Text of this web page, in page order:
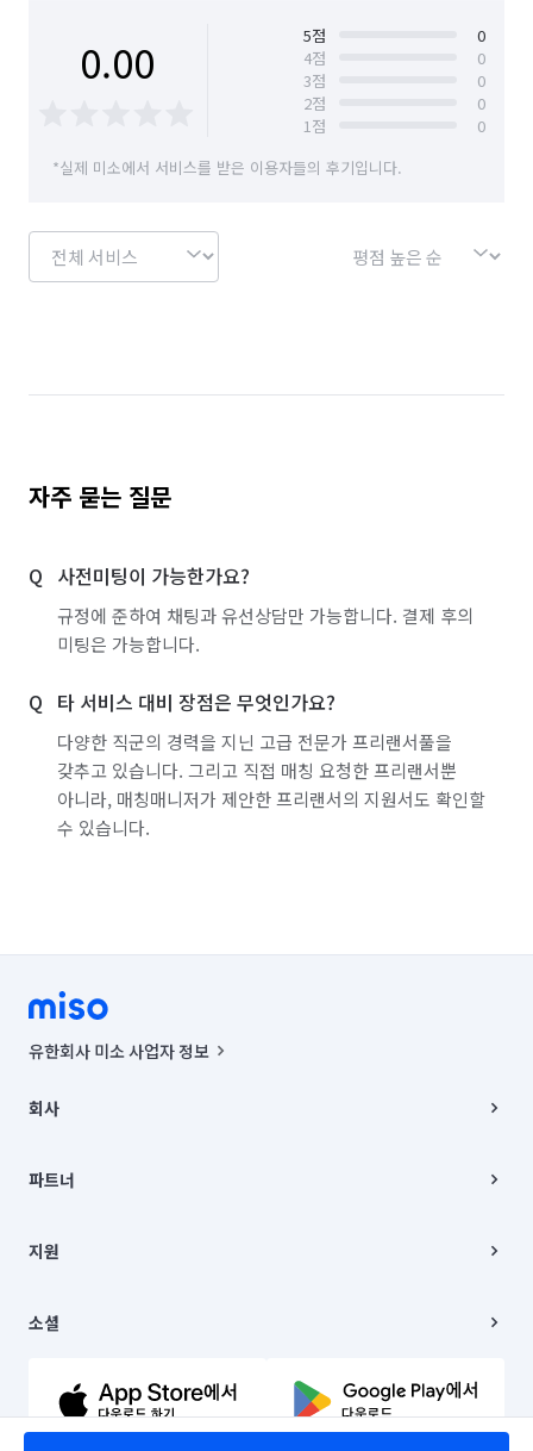
0.00 5점
0
4점
0
3점
0
2점
0
1점
0
*실제 미소에서 서비스를 받은 이용자들의 후기입니다.
자주 묻는 질문
사전미팅이 가능한가요?
규정에 준하여 채팅과 유선상담만 가능합니다. 결제 후의
미팅은 가능합니다.
타 서비스 대비 장점은 무엇인가요?
다양한 직군의 경력을 지닌 고급 전문가 프리랜서풀을
갖추고 있습니다. 그리고 직접 매칭 요청한 프리랜서뿐
아니라, 매칭매니저가 제안한 프리랜서의 지원서도 확인할
수 있습니다.
유한회사 미소 사업자 정보
00019 |
주소 | 본사: 서울특별시 종로구 율곡로 6(중학동, 트윈트리빌딩) B동 5층
컨택센터 : 서울특별시 종로구 수송동 율곡로 24, 7층, 8층 미소
상품, 상품정보, 거래에 관한 의무와 책임은 거래당사자에게 있습니다.
언론 보도 관련 문의:
© 유한회사 미소. Miso, Inc. All Rights Reserved.
회사
채용
파트너
이사
지원
이용약관
문의하기
소셜
유튜브